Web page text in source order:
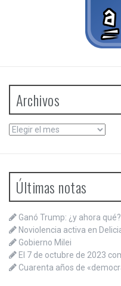
Archivos
Archivos
Últimas notas
Ganó Trump: ¿y ahora qué?
Noviolencia activa en
Gobierno Milei
El 7 de octubre de 2023
Cuarenta años de